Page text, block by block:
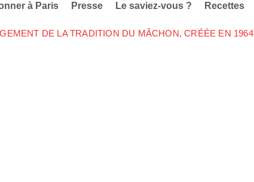
à Paris Presse Le saviez-vous ? Recettes
DE LA TRADITION DU MÂCHON, CRÉÉE EN 1964